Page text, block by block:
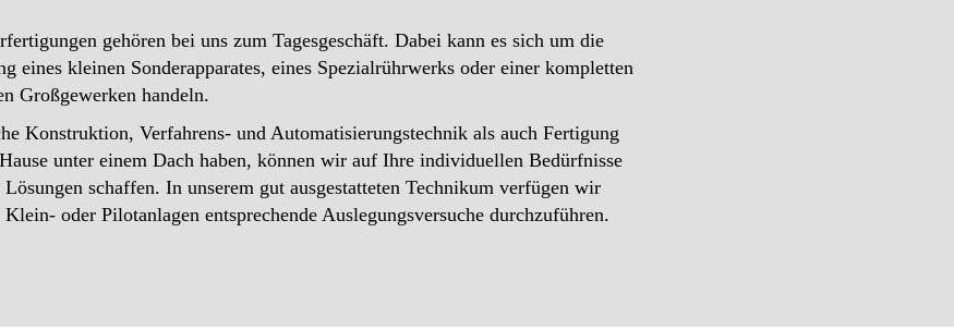
gehören bei uns zum Tagesgeschäft. Dabei kann es sich um die
eines kleinen Sonderapparates, eines Spezialrührwerks oder einer kompletten
Großgewerken handeln.
Konstruktion, Verfahrens- und Automatisierungstechnik als auch Fertigung
unter einem Dach haben, können wir auf Ihre individuellen Bedürfnisse
schaffen. In unserem gut ausgestatteten Technikum verfügen wir
oder Pilotanlagen entsprechende Auslegungsversuche durchzuführen.